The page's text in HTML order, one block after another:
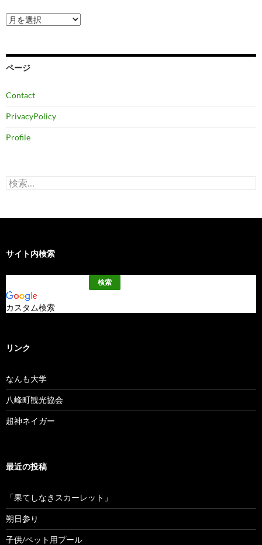
ア
ー
ブ
ページ
Contact
PrivacyPolicy
Profile
検
索:
サイト内検索
カスタム検索
リンク
なんも大学
八峰町観光協会
超神ネイガー
最近の投稿
「果てしなきスカーレット」
朔日参り
子供/ペット用プール